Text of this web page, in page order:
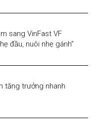
sang VinFast VF
đầu, nuôi nhẹ gánh”
tăng trưởng nhanh